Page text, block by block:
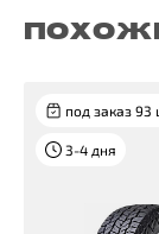
под заказ 93
3-4 дня